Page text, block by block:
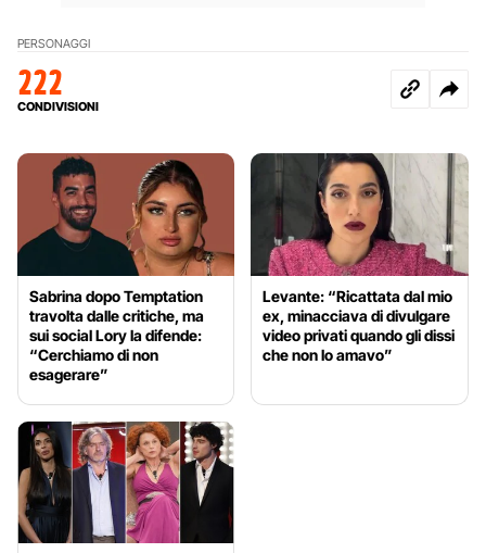
PERSONAGGI
222
CONDIVISIONI
Sabrina dopo Temptation
travolta dalle critiche, ma
sui social Lory la difende:
“Cerchiamo di non
esagerare”
Levante: “Ricattata dal mio
ex, minacciava di divulgare
video privati quando gli dissi
che non lo amavo”